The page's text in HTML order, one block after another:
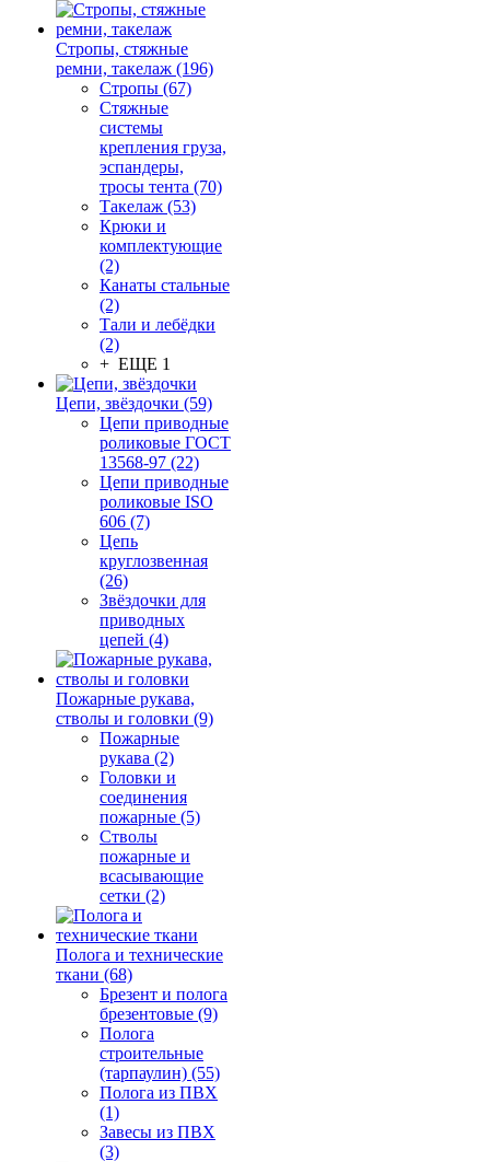
Стропы, стяжные
ремни, такелаж (196)
Стропы (67)
Стяжные
системы
крепления груза,
эспандеры,
тросы тента (70)
Такелаж (53)
Крюки и
комплектующие
(2)
Канаты стальные
(2)
Тали и лебёдки
(2)
+ ЕЩЕ 1
Цепи, звёздочки (59)
Цепи приводные
роликовые ГОСТ
13568-97 (22)
Цепи приводные
роликовые ISO
606 (7)
Цепь
круглозвенная
(26)
Звёздочки для
приводных
цепей (4)
Пожарные рукава,
стволы и головки (9)
Пожарные
рукава (2)
Головки и
соединения
пожарные (5)
Стволы
пожарные и
всасывающие
сетки (2)
Полога и технические
ткани (68)
Брезент и полога
брезентовые (9)
Полога
строительные
(тарпаулин) (55)
Полога из ПВХ
(1)
Завесы из ПВХ
(3)